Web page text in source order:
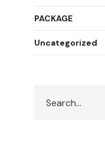
PACKAGE
Uncategorized